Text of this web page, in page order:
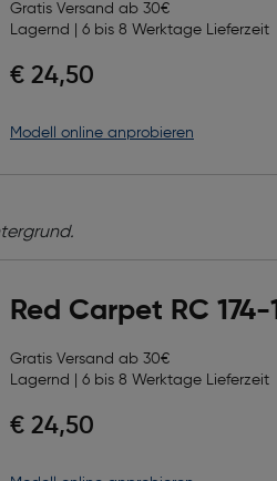
Gratis Versand ab 30€
Lagernd | 6 bis 8 Werktage Lieferzeit
€ 24,50
Modell online anprobieren
Red Carpet RC 174-1
Gratis Versand ab 30€
Lagernd | 6 bis 8 Werktage Lieferzeit
€ 24,50